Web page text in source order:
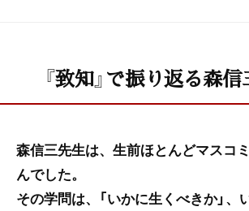
『致知』で振り返る森
森信三先生は、生前ほとんどマスコ
んでした。
その学問は、「いかに生くべきか」、